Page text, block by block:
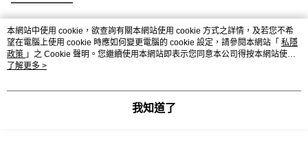
熱門標籤
熱銷排行
本網站中使用 cookie，欲查詢有關本網站使用 cookie 方式之詳情，及若您不希
望在電腦上使用 cookie 時應如何變更電腦的 cookie 設定，請參閱本網站「 私隱
政策 」之 Cookie 聲明。您繼續使用本網站即表示您同意本公司得按本網站使用
條款之 Cookie 聲明使用 cookie。
了解更多 >
我知道了